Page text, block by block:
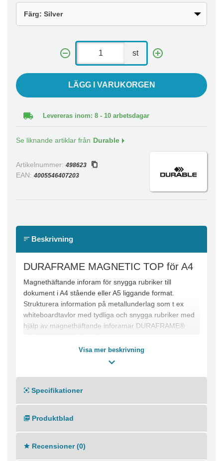
st
LÄGG I VARUKORGEN
Levereras inom: 8 - 10 arbetsdagar
Se liknande artiklar från Durable
Artikelnummer: 498623
EAN: 4005546407203
Beskrivning
DURAFRAME MAGNETIC TOP för A4
Magnethäftande inforam för snygga rubriker till
dokument i A4 stående eller A5 liggande format.
Strukturera information på metallunderlag som t ex
whiteboardtavlor med tydliga och snygga rubriker med
hjälp av magnethäftande inforamar DURAFRAME®
bara att sätta fast, flytta runt eller ta bort från
underlaget efter behov. Skapa proffsiga rubriker med
för rubrik till A4 stående eller A5 liggande format
Yttermått: 236x66 mm. Färg: silver. Förpackning med 5
Visa mer beskrivning
Specifikationer
Produktblad
Recensioner (0)